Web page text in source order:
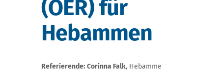
(OER) für
Hebammen
Referierende: Corinna Falk, Hebamme